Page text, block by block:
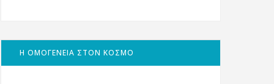
Η ΟΜΟΓΕΝΕΙΑ ΣΤΟΝ ΚΟΣΜΟ